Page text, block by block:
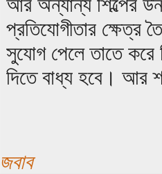
প্রতিযোগীতার ক্ষেত্র
সুযোগ পেলে তাতে
দিতে বাধ্য হবে। আর
জবাব